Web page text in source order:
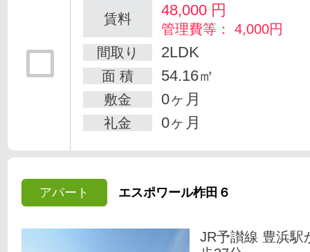
賃料 48,000 円
管理費等： 4,000円
間取り
2LDK
面 積 54.16㎡
敷金 0ヶ月
礼金 0ヶ月
アパート エスポワール柞田６
JR予讃線 豊浜駅